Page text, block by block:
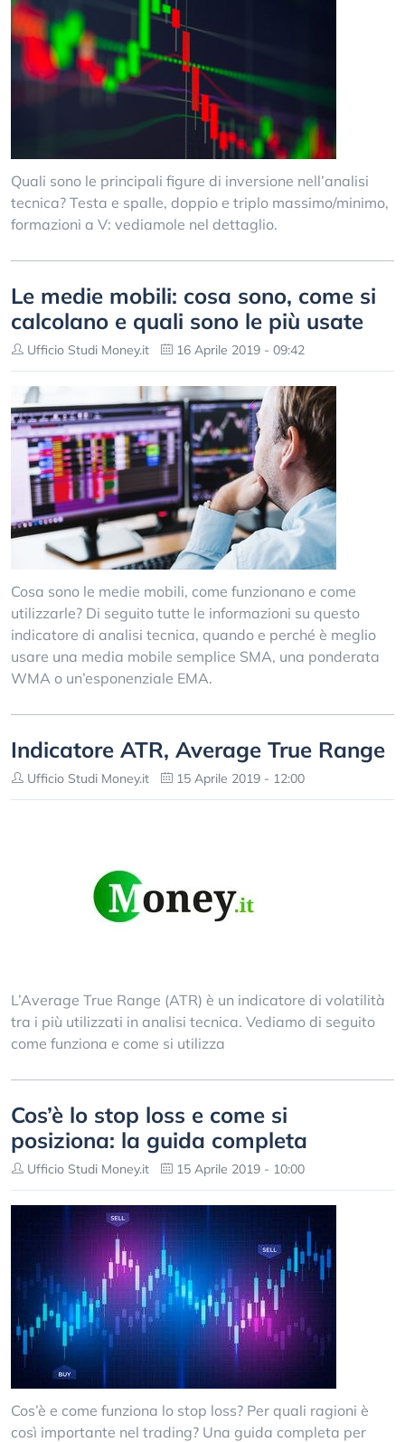
Quali sono le principali figure di inversione nell’analisi
tecnica? Testa e spalle, doppio e triplo massimo/minimo,
formazioni a V: vediamole nel dettaglio.
Le medie mobili: cosa sono, come si
calcolano e quali sono le più usate
Ufficio Studi Money.it 16 Aprile 2019 - 09:42
Cosa sono le medie mobili, come funzionano e come
utilizzarle? Di seguito tutte le informazioni su questo
indicatore di analisi tecnica, quando e perché è meglio
usare una media mobile semplice SMA, una ponderata
WMA o un’esponenziale EMA.
Indicatore ATR, Average True Range
Ufficio Studi Money.it 15 Aprile 2019 - 12:00
L’Average True Range (ATR) è un indicatore di volatilità
tra i più utilizzati in analisi tecnica. Vediamo di seguito
come funziona e come si utilizza
Cos’è lo stop loss e come si
posiziona: la guida completa
Ufficio Studi Money.it 15 Aprile 2019 - 10:00
Cos’è e come funziona lo stop loss? Per quali ragioni è
così importante nel trading? Una guida completa per